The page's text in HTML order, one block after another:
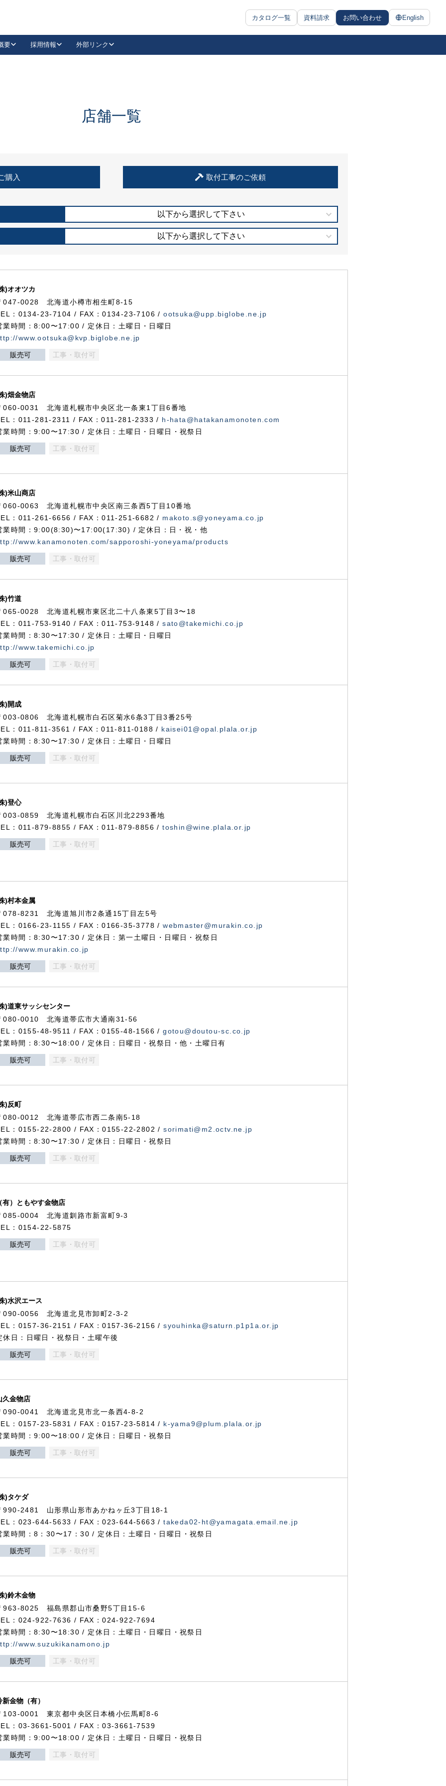
カタログ一覧 資料請求 お問い合わせ English
抗ウイルス・抗菌製品
要 採用情報 外部リンク
LinkedIn
住宅使用部材標準化推進協議会
店舗一覧
購入 取付工事のご依頼
以下から選択して下さい
以下から選択して下さい
)オオツカ
047-0028 北海道小樽市相生町8-15
：0134-23-7104 / FAX：0134-23-7106 /ootsuka@upp.biglobe.ne.jp
業時間：8:00〜17:00 / 定休日：土曜日・日曜日
www.ootsuka@kvp.biglobe.ne.jp
販売可 工事・取付可
)畑金物店
060-0031 北海道札幌市中央区北一条東1丁目6番地
：011-281-2311 / FAX：011-281-2333 / h-hata@hatakanamonoten.com
業時間：9:00〜17:30 / 定休日：土曜日・日曜日・祝祭日
販売可 工事・取付可
)米山商店
060-0063 北海道札幌市中央区南三条西5丁目10番地
：011-261-6656 / FAX：011-251-6682 / makoto.s@yoneyama.co.jp
業時間：9:00(8:30)〜17:00(17:30) / 定休日：日・祝・他
www.kanamonoten.com/sapporoshi-yoneyama/products
販売可 工事・取付可
)竹道
065-0028 北海道札幌市東区北二十八条東5丁目3〜18
：011-753-9140 / FAX：011-753-9148 /sato@takemichi.co.jp
業時間：8:30〜17:30 / 定休日：土曜日・日曜日
www.takemichi.co.jp
販売可 工事・取付可
)開成
003-0806 北海道札幌市白石区菊水6条3丁目3番25号
：011-811-3561 / FAX：011-811-0188 / kaisei01@opal.plala.or.jp
業時間：8:30〜17:30 / 定休日：土曜日・日曜日
販売可 工事・取付可
)登心
003-0859 北海道札幌市白石区川北2293番地
：011-879-8855 / FAX：011-879-8856 /toshin@wine.plala.or.jp
販売可 工事・取付可
)村本金属
078-8231 北海道旭川市2条通15丁目左5号
：0166-23-1155 / FAX：0166-35-3778 /webmaster@murakin.co.jp
業時間：8:30〜17:30 / 定休日：第一土曜日・日曜日・祝祭日
www.murakin.co.jp
販売可 工事・取付可
)道東サッシセンター
080-0010 北海道帯広市大通南31-56
：0155-48-9511 / FAX：0155-48-1566 /gotou@doutou-sc.co.jp
業時間：8:30〜18:00 / 定休日：日曜日・祝祭日・他・土曜日有
販売可 工事・取付可
)反町
080-0012 北海道帯広市西二条南5-18
：0155-22-2800 / FAX：0155-22-2802 /sorimati@m2.octv.ne.jp
業時間：8:30〜17:30 / 定休日：日曜日・祝祭日
販売可 工事・取付可
有）ともやす金物店
085-0004 北海道釧路市新富町9-3
：0154-22-5875
販売可 工事・取付可
)水沢エース
090-0056 北海道北見市卸町2-3-2
：0157-36-2151 / FAX：0157-36-2156 /syouhinka@saturn.p1p1a.or.jp
休日：日曜日・祝祭日・土曜午後
販売可 工事・取付可
久金物店
090-0041 北海道北見市北一条西4-8-2
：0157-23-5831 / FAX：0157-23-5814 / k-yama9@plum.plala.or.jp
業時間：9:00〜18:00 / 定休日：日曜日・祝祭日
販売可 工事・取付可
)タケダ
990-2481 山形県山形市あかねヶ丘3丁目18-1
：023-644-5633 / FAX：023-644-5663 /takeda02-ht@yamagata.email.ne.jp
業時間：8：30〜17：30 / 定休日：土曜日・日曜日・祝祭日
販売可 工事・取付可
)鈴木金物
963-8025 福島県郡山市桑野5丁目15-6
：024-922-7636 / FAX：024-922-7694
業時間：8:30〜18:30 / 定休日：土曜日・日曜日・祝祭日
www.suzukikanamono.jp
販売可 工事・取付可
新金物（有）
103-0001 東京都中央区日本橋小伝馬町8-6
：03-3661-5001 / FAX：03-3661-7539
業時間：9:00〜18:00 / 定休日：土曜日・日曜日・祝祭日
販売可 工事・取付可